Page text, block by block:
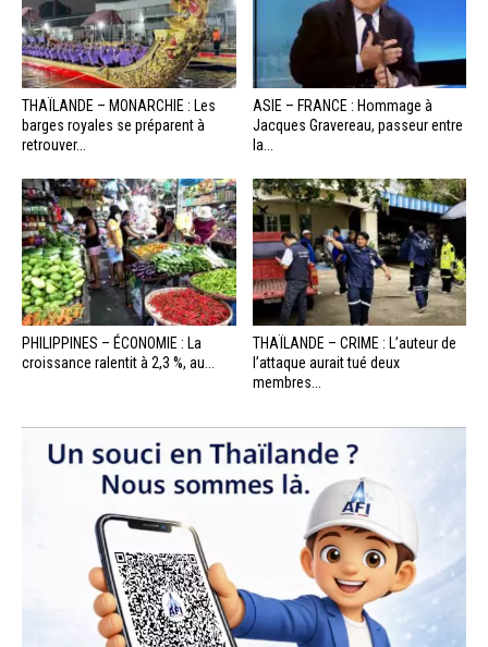
THAÏLANDE – MONARCHIE : Les
barges royales se préparent à
retrouver...
ASIE – FRANCE : Hommage à
Jacques Gravereau, passeur entre
la...
PHILIPPINES – ÉCONOMIE : La
croissance ralentit à 2,3 %, au...
THAÏLANDE – CRIME : L’auteur de
l’attaque aurait tué deux
membres...